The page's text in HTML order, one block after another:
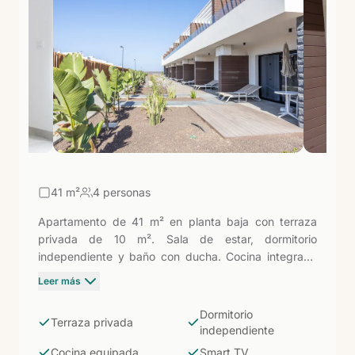
quienes buscan Fuerteventura en estado puro, lejos
de las grandes zonas turísticas.
41 m² 4 personas
Apartamento de 41 m² en planta baja con terraza
privada de 10 m². Sala de estar, dormitorio
independiente y baño con ducha. Cocina integrada
con nevera, microondas, tostadora, lavavajillas y
opción de referencia del complejo: acceso directo a
la terraza desde la planta baja, a 100 metros de la
Leer más
Terraza privada
Dormitorio
independiente